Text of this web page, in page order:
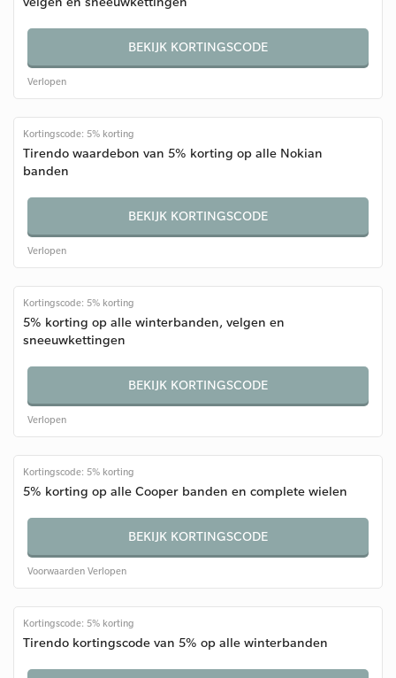
BEKIJK KORTINGSCODE
Verlopen
Kortingscode: 5% korting
Tirendo waardebon van 5% korting op alle Nokian
banden
BEKIJK KORTINGSCODE
Verlopen
Kortingscode: 5% korting
5% korting op alle winterbanden, velgen en
sneeuwkettingen
BEKIJK KORTINGSCODE
Verlopen
Kortingscode: 5% korting
5% korting op alle Cooper banden en complete wielen
BEKIJK KORTINGSCODE
Voorwaarden Verlopen
Kortingscode: 5% korting
Tirendo kortingscode van 5% op alle winterbanden